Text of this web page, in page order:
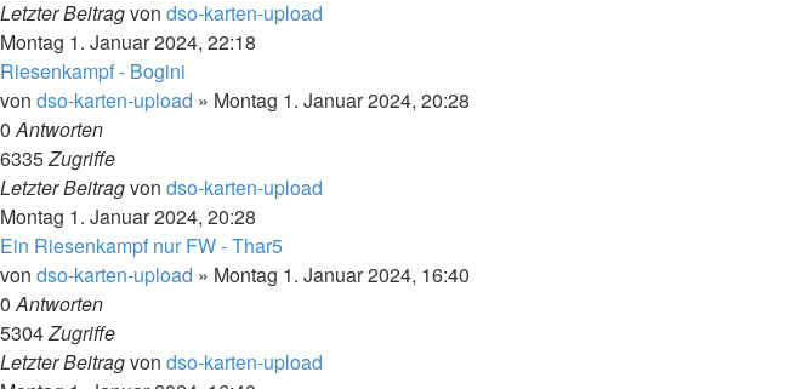
Letzter Beitragvon dso-karten-upload
Montag 1. Januar 2024, 22:18
Riesenkampf - Bogini
von dso-karten-upload » Montag 1. Januar 2024, 20:28
0Antworten
6335Zugriffe
Letzter Beitragvon dso-karten-upload
Montag 1. Januar 2024, 20:28
Ein Riesenkampf nur FW - Thar5
von dso-karten-upload » Montag 1. Januar 2024, 16:40
0Antworten
5304Zugriffe
Letzter Beitragvon dso-karten-upload